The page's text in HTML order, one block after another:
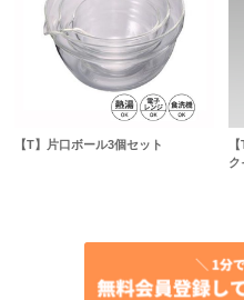
【T】片口ボール3個セット
ク